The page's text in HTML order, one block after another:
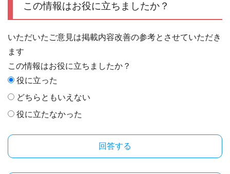
この情報はお役に立ちましたか？
いただいたご意見は掲載内容改善の参考とさせていただき
ます
この情報はお役に立ちましたか？
役に立った
どちらともいえない
役に立たなかった